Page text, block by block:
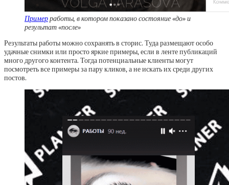
Примерработы, в котором показано состояние «до» и
результат «после»
Результаты работы можно сохранять в сторис. Туда размещают особо
удачные снимки или просто яркие примеры, если в ленте публикаций
много другого контента. Тогда потенциальные клиенты могут
посмотреть все примеры за пару кликов, а не искать их среди других
постов.